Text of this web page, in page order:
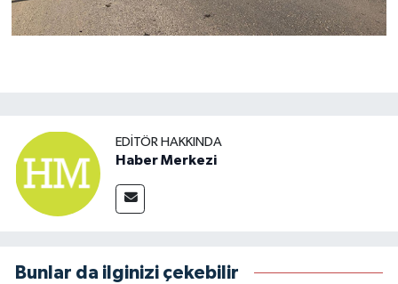
EDITÖR HAKKINDA
Haber Merkezi
Bunlar da ilginizi çekebilir